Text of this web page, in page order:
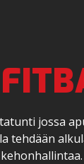
jossa
tehdään